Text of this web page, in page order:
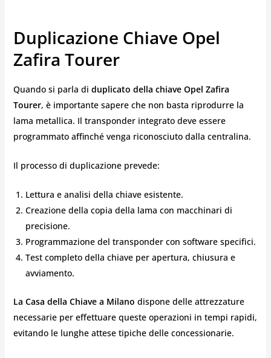
Duplicazione Chiave Opel
Zafira Tourer
Quando si parla di duplicato della chiave Opel Zafira
Tourer, è importante sapere che non basta riprodurre la
lama metallica. Il transponder integrato deve essere
programmato affinché venga riconosciuto dalla centralina.
Il processo di duplicazione prevede:
Lettura e analisi della chiave esistente.
Creazione della copia della lama con macchinari di
precisione.
Programmazione del transponder con software specifici.
Test completo della chiave per apertura, chiusura e
avviamento.
La Casa della Chiave a Milano dispone delle attrezzature
necessarie per effettuare queste operazioni in tempi rapidi,
evitando le lunghe attese tipiche delle concessionarie.